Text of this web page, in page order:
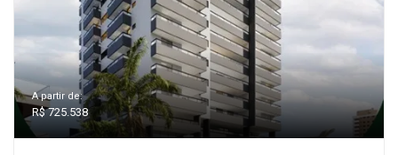
A partir de:
R$ 725.538